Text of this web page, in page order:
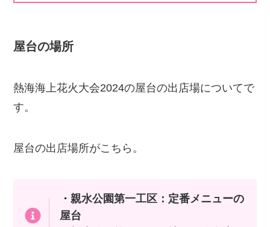
屋台の場所
熱海海上花火大会2024の屋台の出店場についてで
す。
屋台の出店場所がこちら。
・親水公園第一工区：定番メニューの
屋台